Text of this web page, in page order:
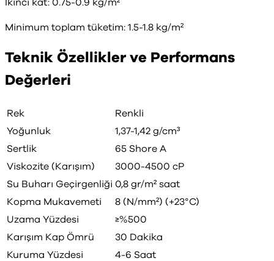
İkinci kat: 0.75-0.9 kg/m²
Minimum toplam tüketim: 1.5-1.8 kg/m²
Teknik Özellikler ve Performans
Değerleri
Rek
Renkli
Yoğunluk
1,37-1,42 g/cm³
Sertlik
65 Shore A
Viskozite (Karışım)
3000-4500 cP
Su Buharı Geçirgenliği 0,8 gr/m² saat
Kopma Mukavemeti
8 (N/mm²) (+23°C)
Uzama Yüzdesi
≥%500
Karışım Kap Ömrü
30 Dakika
Kuruma Yüzdesi
4-6 Saat